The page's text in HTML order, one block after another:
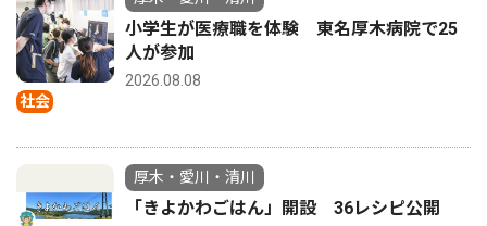
社会
小学生が医療職を体験 東名厚木病院で25
人が参加
2026.08.08
厚木・愛川・清川
「きよかわごはん」開設 36レシピ公開